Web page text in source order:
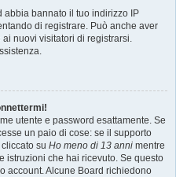
abbia bannato il tuo indirizzo IP
di registrare. Può anche aver
nuovi visitatori di registrarsi.
utente e password esattamente. Se
un paio di cose: se il supporto
su Ho meno di 13 anni mentre
istruzioni che hai ricevuto. Se questo
account. Alcune Board richiedono